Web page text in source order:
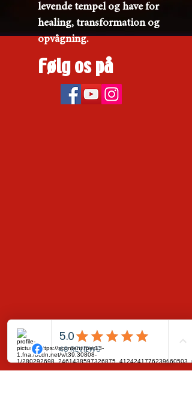
levende tempel og have for
healing, transformation og
opvågning.
Følg os på